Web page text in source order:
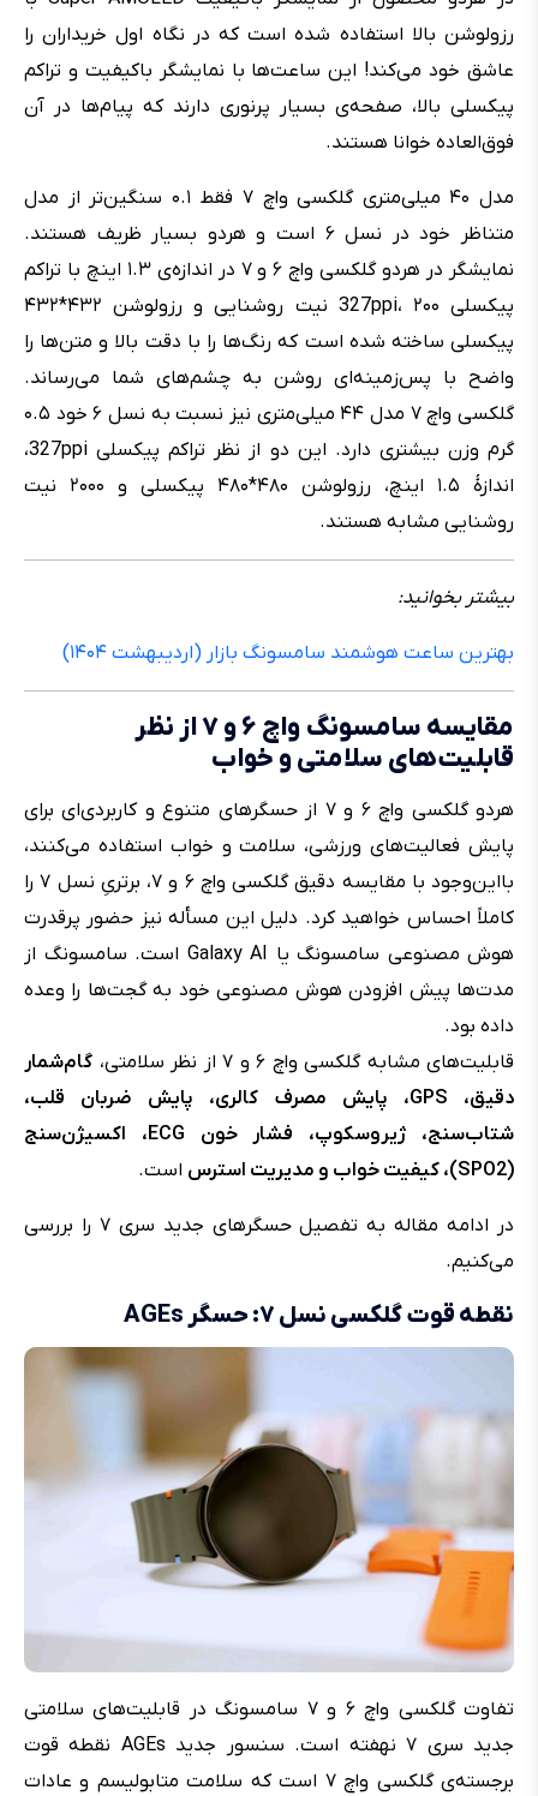
رزولوشن بالا استفاده شده است که در نگاه اول خریداران را
عاشق خود می‌کند! این ساعت‌ها با نمایشگر باکیفیت و تراکم
پیکسلی بالا، صفحه‌ی بسیار پرنوری دارند که پیام‌ها در آن
فوق‌العاده خوانا هستند.
مدل ۴۰ میلی‌متری گلکسی واچ ۷ فقط ۰.۱ سنگین‌تر از مدل
متناظر خود در نسل ۶ است و هردو بسیار ظریف هستند.
نمایشگر در هردو گلکسی واچ ۶ و ۷ در اندازه‌ی ۱.۳ اینچ با تراکم
پیکسلی 327ppi، ۲۰۰ نیت روشنایی و رزولوشن ۴۳۲*۴۳۲
پیکسلی ساخته شده است که رنگ‌ها را با دقت بالا و متن‌ها را
واضح با پس‌زمینه‌ای روشن به چشم‌های شما می‌رساند.
گلکسی واچ ۷ مدل ۴۴ میلی‌متری نیز نسبت به نسل ۶ خود ۰.۵
گرم وزن بیشتری دارد. این دو از نظر تراکم پیکسلی 327ppi،
اندازۀ ۱.۵ اینچ، رزولوشن ۴۸۰*۴۸۰ پیکسلی و ۲۰۰۰ نیت
روشنایی مشابه هستند.
بیشتر بخوانید:
بهترین ساعت هوشمند سامسونگ بازار (اردیبهشت ۱۴۰۴)
مقایسه سامسونگ واچ ۶ و ۷ از نظر
قابلیت‌های سلامتی و خواب
هردو گلکسی واچ ۶ و ۷ از حسگرهای متنوع و کاربردی‌ای برای
پایش فعالیت‌های ورزشی، سلامت و خواب استفاده می‌کنند،
بااین‌وجود با مقایسه دقیق گلکسی واچ ۶ و ۷، برتریِ نسل ۷ را
کاملاً احساس خواهید کرد. دلیل این مسأله نیز حضور پرقدرت
هوش مصنوعی سامسونگ یا Galaxy AI است. سامسونگ از
مدت‌ها پیش افزودن هوش مصنوعی خود به گجت‌ها را وعده
داده بود.
قابلیت‌های مشابه گلکسی واچ ۶ و ۷ از نظر سلامتی،
گام‌شمار
دقیق، GPS، پایش مصرف کالری، پایش ضربان قلب،
شتاب‌سنج، ژیروسکوپ، فشار خون ECG، اکسیژن‌سنج
(SPO2)، کیفیت خواب و مدیریت استرس
است.
در ادامه مقاله به تفصیل حسگرهای جدید سری ۷ را بررسی
می‌کنیم.
نقطه قوت گلکسی نسل ۷: حسگر AGEs
تفاوت گلکسی واچ ۶ و ۷ سامسونگ در قابلیت‌های سلامتی
جدید سری ۷ نهفته است. سنسور جدید AGEs نقطه قوت
برجسته‌ی گلکسی واچ ۷ است که سلامت متابولیسم و عادات